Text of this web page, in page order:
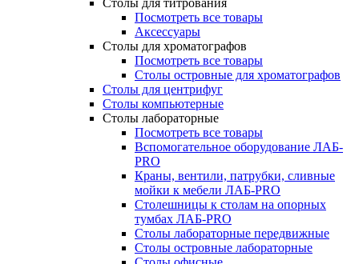
Столы для титрования
Посмотреть все товары
Аксессуары
Столы для хроматографов
Посмотреть все товары
Столы островные для хроматографов
Столы для центрифуг
Столы компьютерные
Столы лабораторные
Посмотреть все товары
Вспомогательное оборудование ЛАБ-
PRO
Краны, вентили, патрубки, сливные
мойки к мебели ЛАБ-PRO
Столешницы к столам на опорных
тумбах ЛАБ-PRO
Столы лабораторные передвижные
Столы островные лабораторные